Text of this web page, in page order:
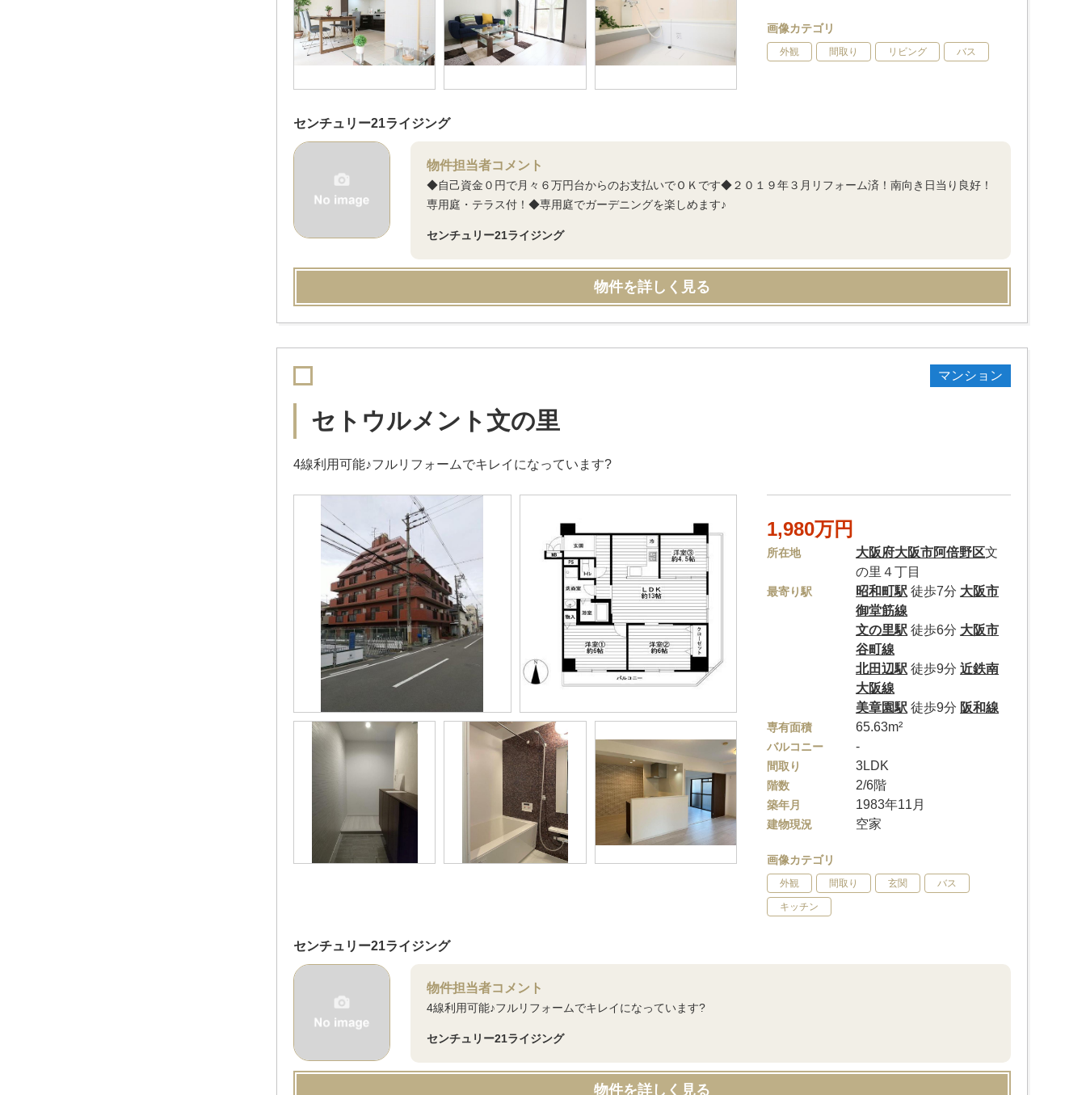
画像カテゴリ
外観 間取り リビング バス
センチュリー21ライジング
物件担当者コメント
◆自己資金０円で月々６万円台からのお支払いでＯＫです◆２０１９年３月リフォーム済！南向き日当り良好！
専用庭・テラス付！◆専用庭でガーデニングを楽しめます♪
センチュリー21ライジング
物件を詳しく見る
マンション
セトウルメント文の里
4線利用可能♪フルリフォームでキレイになっています?
1,980万円
所在地 大阪府大阪市阿倍野区文
の里４丁目
最寄り駅 昭和町駅 徒歩7分 大阪市
御堂筋線
文の里駅 徒歩6分 大阪市
谷町線
北田辺駅 徒歩9分近鉄南
大阪線
美章園駅 徒歩9分 阪和線
専有面積 65.63m²
バルコニー -
間取り 3LDK
階数 2/6階
築年月 1983年11月
建物現況 空家
画像カテゴリ
外観 間取り 玄関 バス
キッチン
センチュリー21ライジング
物件担当者コメント
4線利用可能♪フルリフォームでキレイになっています?
センチュリー21ライジング
物件を詳しく見る